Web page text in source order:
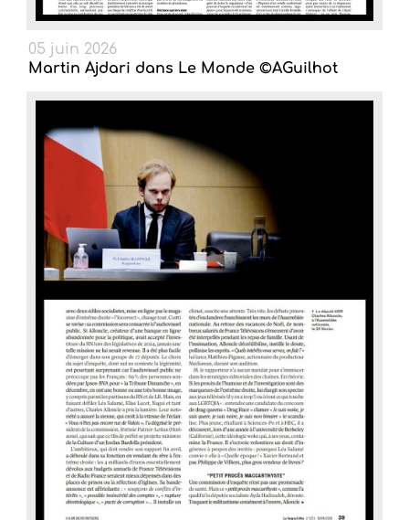
05 juin 2026
Martin Ajdari dans Le Monde ©AGuilhot